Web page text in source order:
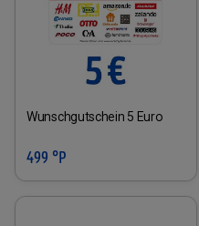
Wunschgutschein 5 Euro
499 °P